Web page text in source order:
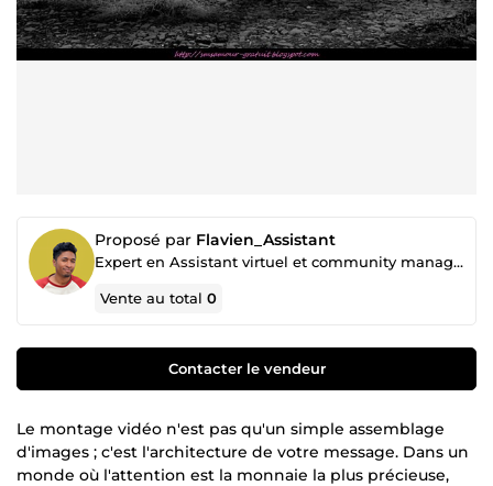
Proposé par Flavien_Assistant
Expert en Assistant virtuel et community manager, vidéo
Vente au total0
Contacter le vendeur
Le montage vidéo n'est pas qu'un simple assemblage
d'images ; c'est l'architecture de votre message. Dans un
monde où l'attention est la monnaie la plus précieuse,